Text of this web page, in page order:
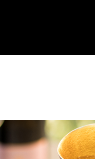
観光×宿泊プラン